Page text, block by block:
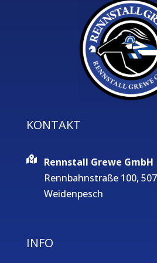
KONTAKT
Rennstall Grewe GmbH
Rennbahnstraße 100,
Weidenpesch
INFO